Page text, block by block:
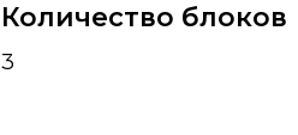
Количество блоков
3